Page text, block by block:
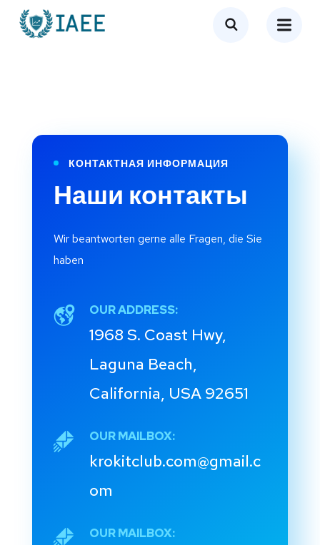
КОНТАКТНАЯ ИНФОРМАЦИЯ
Наши контакты
Wir beantworten gerne alle Fragen, die Sie
haben
OUR ADDRESS:
1968 S. Coast Hwy,
Laguna Beach,
California, USA 92651
OUR MAILBOX:
krokitclub.com@gmail.c
om
OUR MAILBOX: